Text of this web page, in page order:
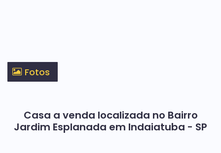
Fotos
Casa a venda localizada no Bairro
Jardim Esplanada em Indaiatuba - SP